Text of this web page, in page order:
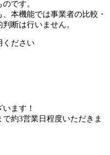
です。
本機能では事業者の比較・
断は行いません。
ください
ます！
約3営業日程度いただきま